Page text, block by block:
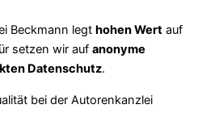
Beckmann legt hohen Wert auf
setzen wir auf anonyme
Datenschutz.